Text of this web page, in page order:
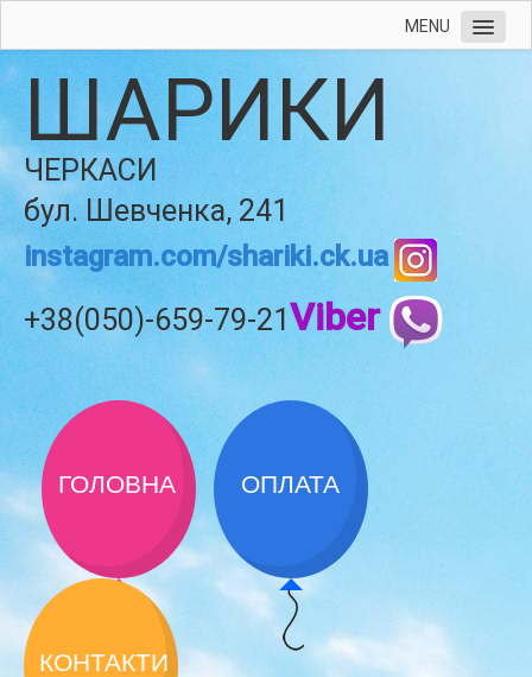
MENU
ШАРИКИ
ЧЕРКАСИ
бул. Шевченка, 241
instagram.com/shariki.ck.ua
+38(050)-659-79-21Viber
ГОЛОВНА ОПЛАТА
КОНТАКТИ